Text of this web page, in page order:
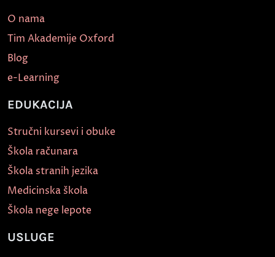
O nama
Tim Akademije Oxford
Blog
e-Learning
EDUKACIJA
Stručni kursevi i obuke
Škola računara
Škola stranih jezika
Medicinska škola
Škola nege lepote
USLUGE